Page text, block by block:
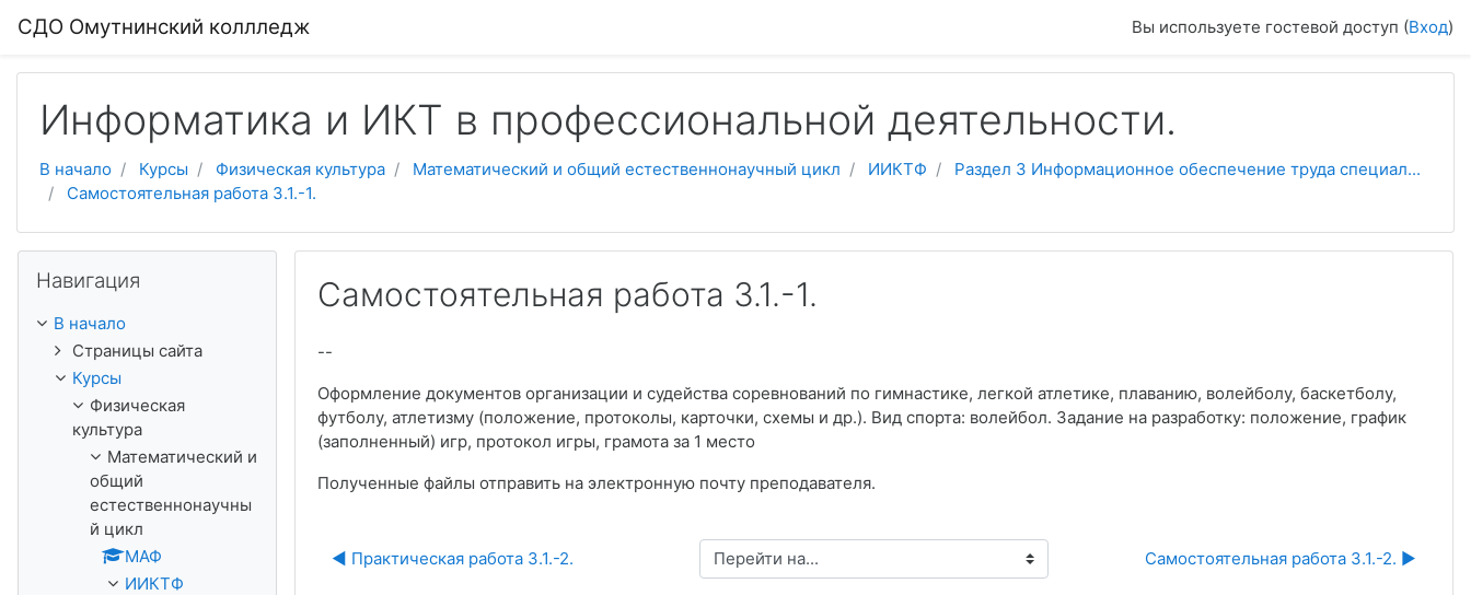
СДО Омутнинский коллледж Вы используете гостевой доступ (Вход)
Информатика и ИКТ в профессиональной деятельности.
В начало Курсы Физическая культура Математический и общий естественнонаучный цикл ИИКТФ
Раздел 3 Информационное обеспечение труда специал...
Самостоятельная работа 3.1.-1.
Самостоятельная работа 3.1.-1.
--
Оформление документов организации и судейства соревнований по гимнастике, легкой атлетике, плаванию, волейболу, баскетболу,
футболу, атлетизму (положение, протоколы, карточки, схемы и др.). Вид спорта: волейбол. Задание на разработку: положение, график
(заполненный) игр, протокол игры, грамота за 1 место
Полученные файлы отправить на электронную почту преподавателя.
◀︎ Практическая работа 3.1.-2. Перейти на... Самостоятельная работа 3.1.-2. ▶︎
Навигация
В начало
Страницы сайта
Курсы
Физическая
культура
Математический и
общий
естественнонаучны
й цикл
МАФ
ИИКТФ